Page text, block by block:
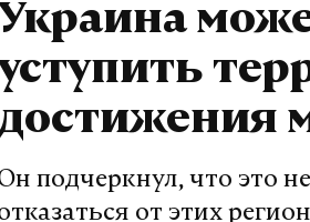
Украина
подчеркнул, что это
от этих